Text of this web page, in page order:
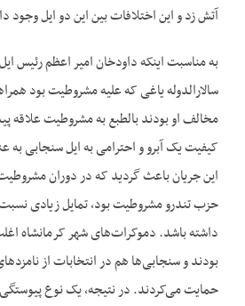
آتش زد و این اختلافات بین این دو ایل
به مناسبت اینکه داود‌خان امیر اعظم رئیس
سالارالدوله یاغی که علیه مشروطیت بود
مخالف او بودند بالطبع به مشروطیت علاقه
کیفیت یک آبرو و احترامی به ایل سنجابی به
این جریان باعث گردید که در دوران
حزب تندرو مشروطیت بود، تمایل زیادی
داشته باشد. دموکرات‌‌های شهر کرمانشاه
بودند و سنجابی‌‌ها هم در انتخابات از
حمایت می‌‌کردند. در نتیجه، یک نوع